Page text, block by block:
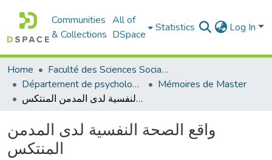
Communities
& Collections
All of
DSpace
Statistics Log In
Home
Faculté des Sciences Sociales
Département de psychologie
Mémoires de Master
واقع الصحة النفسية لدى المدمن المنتكس
واقع الصحة النفسية لدى المدمن
المنتكس